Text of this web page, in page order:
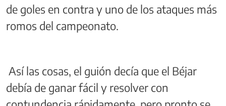
de goles en contra y uno de los ataques más
romos del campeonato.
Así las cosas, el guión decía que el Béjar
debía de ganar fácil y resolver con